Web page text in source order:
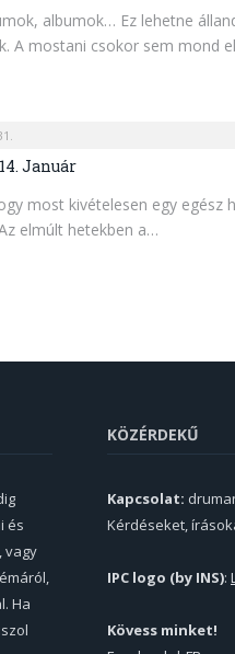
albumok… Ez lehetne
A mostani csokor sem mond
Január
most kivételesen egy egész
elmúlt hetekben a…
és
vagy
Ha
KÖZÉRDEKŰ
Kapcsolat:
Kérdéseket,
IPC logo (by INS):
Kövess minket!